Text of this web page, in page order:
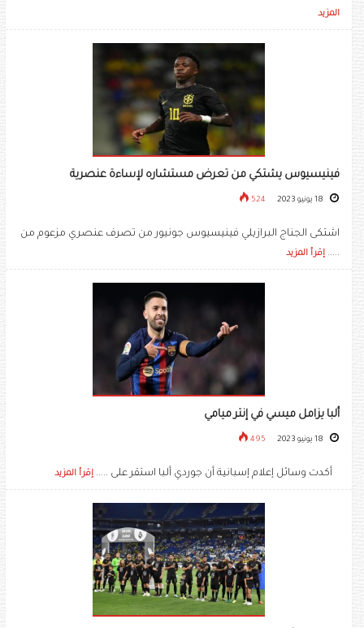
المزيد
فينيسيوس يشتكي من تعرض مستشاره لإساءة عنصرية
524
اشتكى الجناج البرازيلي فينيسيوس جونيور من تصرف عنصري مزعوم من
..... إقرأ المزيد
ألبا يزامل ميسي في إنتر ميامي
495
أكدت وسائل إعلام إسبانية أن جوردي ألبا استقر على ..... إقرأ المزيد